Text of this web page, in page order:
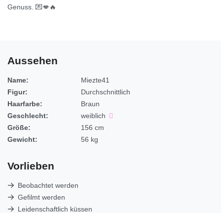
Genuss. 💌💋🔥
Aussehen
Name:
Miezte41
Figur:
Durchschnittlich
Haarfarbe:
Braun
Geschlecht:
weiblich
Größe:
156 cm
Gewicht:
56 kg
Vorlieben
Beobachtet werden
Gefilmt werden
Leidenschaftlich küssen